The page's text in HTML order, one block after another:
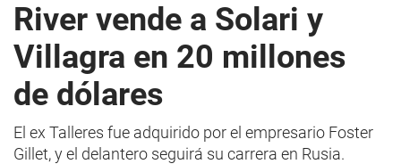
River vende a Solari y
Villagra en 20 millones
de dólares
El ex Talleres fue adquirido por el empresario Foster
Gillet, y el delantero seguirá su carrera en Rusia.